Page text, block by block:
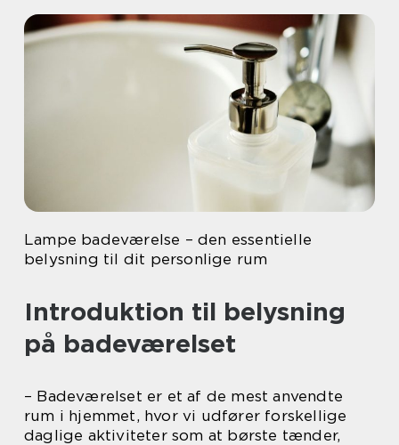
Lampe badeværelse – den essentielle
belysning til dit personlige rum
Introduktion til belysning
på badeværelset
– Badeværelset er et af de mest anvendte
rum i hjemmet, hvor vi udfører forskellige
daglige aktiviteter som at børste tænder,